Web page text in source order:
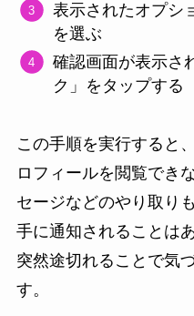
表示されたオプシ
を選ぶ
確認画面が表示さ
ク」をタップする
この手順を実行すると
ロフィールを閲覧でき
セージなどのやり取り
手に通知されることは
突然途切れることで気
す。